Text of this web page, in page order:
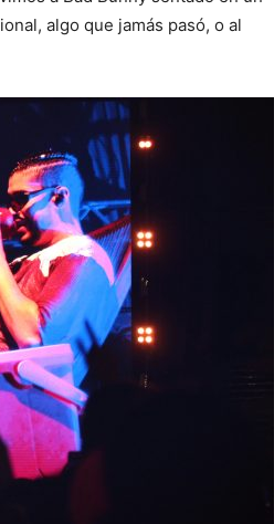
algo que jamás pasó, o al